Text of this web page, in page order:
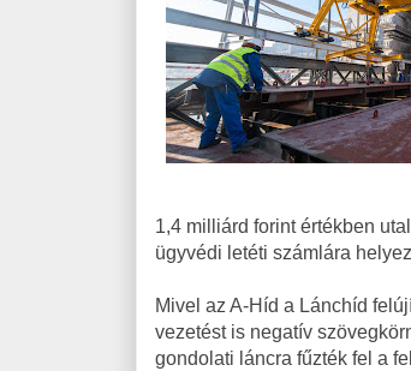
1,4 milliárd forint értékben
ügyvédi letéti számlára
Mivel az A-Híd a Lánchíd
vezetést is negatív
gondolati láncra fűzték fel a